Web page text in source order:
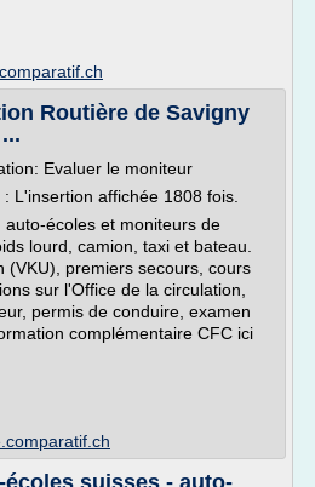
Routière de Savigny
Evaluer le moniteur
L'insertion affichée 1808 fois.
écoles et moniteurs de
lourd, camion, taxi et bateau.
(VKU), premiers secours, cours
sur l'Office de la circulation,
permis de conduire, examen
complémentaire CFC ici
suisses - auto-